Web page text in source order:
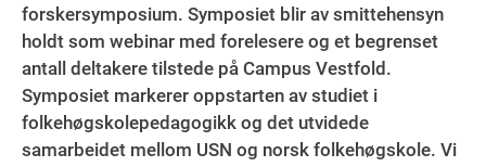
forskersymposium. Symposiet blir av smittehensyn
holdt som webinar med forelesere og et begrenset
antall deltakere tilstede på Campus Vestfold.
Symposiet markerer oppstarten av studiet i
folkehøgskolepedagogikk og det utvidede
samarbeidet mellom USN og norsk folkehøgskole. Vi